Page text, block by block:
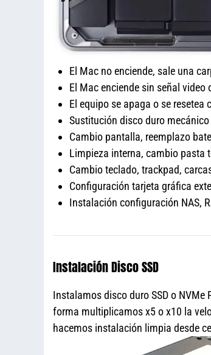
El Mac no enciende, sale una
El Mac enciende sin señal
El equipo se apaga o se resetea
Sustitución disco duro mecánico
Cambio pantalla, reemplazo
Limpieza interna, cambio pasta
Cambio teclado, trackpad,
Configuración tarjeta gráfica
Instalación configuración NAS,
Instalación Disco SSD
Instalamos disco duro SSD o NVMe
forma multiplicamos x5 o x10 la
hacemos instalación limpia desde